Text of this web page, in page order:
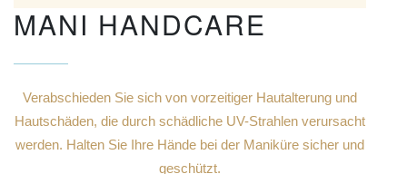
MANI HANDCARE
Verabschieden Sie sich von vorzeitiger Hautalterung und
Hautschäden, die durch schädliche UV-Strahlen verursacht
werden. Halten Sie Ihre Hände bei der Maniküre sicher und
geschützt.